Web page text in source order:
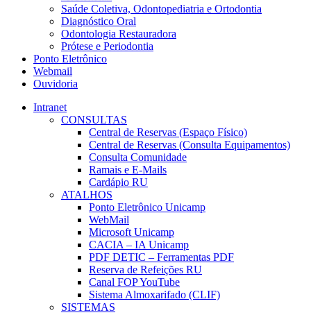
Saúde Coletiva, Odontopediatria e Ortodontia
Diagnóstico Oral
Odontologia Restauradora
Prótese e Periodontia
Ponto Eletrônico
Webmail
Ouvidoria
Intranet
CONSULTAS
Central de Reservas (Espaço Físico)
Central de Reservas (Consulta Equipamentos)
Consulta Comunidade
Ramais e E-Mails
Cardápio RU
ATALHOS
Ponto Eletrônico Unicamp
WebMail
Microsoft Unicamp
CACIA – IA Unicamp
PDF DETIC – Ferramentas PDF
Reserva de Refeições RU
Canal FOP YouTube
Sistema Almoxarifado (CLIF)
SISTEMAS